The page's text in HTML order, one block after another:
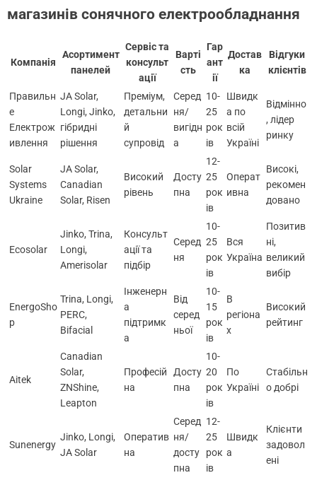
магазинів сонячного електрообладнання
Компанія
Асортимент
панелей
Сервіс та
консульт
ації
Варті
сть
Гар
ант
ії
Достав
ка
Відгуки
клієнтів
Правильн
е
Електрож
ивлення
JA Solar,
Longi, Jinko,
гібридні
рішення
Преміум,
детальни
й
супровід
Серед
ня/
вигідн
а
10-
25
рок
ів
Швидк
а по
всій
Україні
Відмінно
, лідер
ринку
Solar
Systems
Ukraine
JA Solar,
Canadian
Solar, Risen
Високий
рівень
Досту
пна
12-
25
рок
ів
Операт
ивна
Високі,
рекомен
довано
Ecosolar
Jinko, Trina,
Longi,
Amerisolar
Консульт
ації та
підбір
Серед
ня
10-
25
рок
ів
Вся
Україна
Позитив
ні,
великий
вибір
EnergoSho
p
Trina, Longi,
PERC,
Bifacial
Інженерн
а
підтримк
а
Від
серед
ньої
10-
15
рок
ів
В
регіона
х
Високий
рейтинг
Aitek
Canadian
Solar,
ZNShine,
Leapton
Професій
на
Досту
пна
10-
20
рок
ів
По
Україні
Стабільн
о добрі
Sunenergy
Jinko, Longi,
JA Solar
Оператив
на
Серед
ня/
досту
пна
12-
25
рок
ів
Швидк
а
Клієнти
задовол
ені